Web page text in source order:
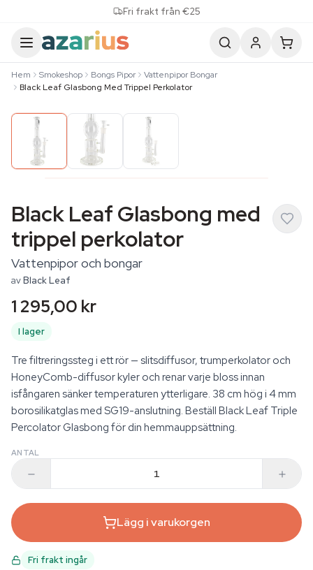
Fri frakt från €25
Hem Smokeshop Bongs Pipor
Vattenpipor Bongar
Black Leaf Glasbong Med Trippel Perkolator
Black Leaf Glasbong med
trippel perkolator
Vattenpipor och bongar
avBlack Leaf
1 295,00 kr
I lager
Tre filtreringssteg i ett rör — slitsdiffusor, trumperkolator och
HoneyComb-diffusor kyler och renar varje bloss innan
isfångaren sänker temperaturen ytterligare. 38 cm hög i 4 mm
borosilikatglas med SG19-anslutning. Beställ Black Leaf Triple
Percolator Glasbong för din hemmauppsättning.
ANTAL
Lägg i varukorgen
Fri frakt ingår